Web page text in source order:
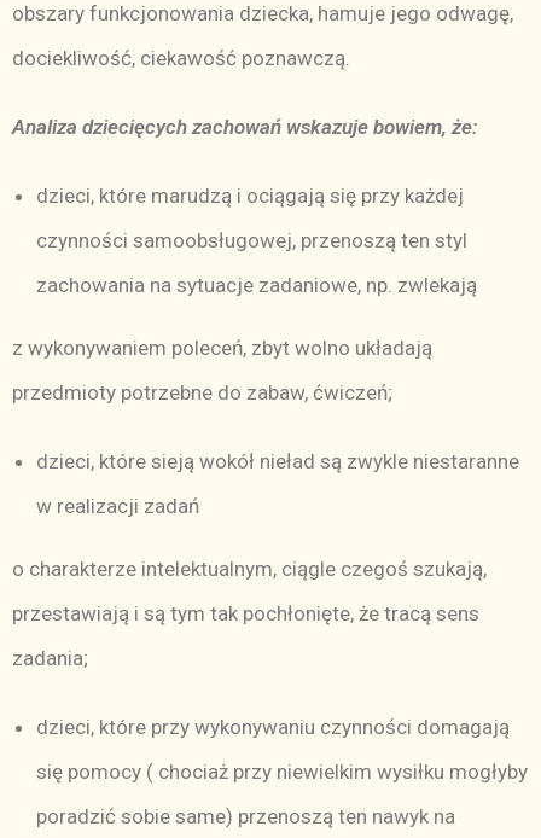
obszary funkcjonowania dziecka, hamuje jego odwagę,
dociekliwość, ciekawość poznawczą.
Analiza dziecięcych zachowań wskazuje bowiem, że:
dzieci, które marudzą i ociągają się przy każdej
czynności samoobsługowej, przenoszą ten styl
zachowania na sytuacje zadaniowe, np. zwlekają
z wykonywaniem poleceń, zbyt wolno układają
przedmioty potrzebne do zabaw, ćwiczeń;
dzieci, które sieją wokół nieład są zwykle niestaranne
w realizacji zadań
o charakterze intelektualnym, ciągle czegoś szukają,
przestawiają i są tym tak pochłonięte, że tracą sens
zadania;
dzieci, które przy wykonywaniu czynności domagają
się pomocy ( chociaż przy niewielkim wysiłku mogłyby
poradzić sobie same) przenoszą ten nawyk na